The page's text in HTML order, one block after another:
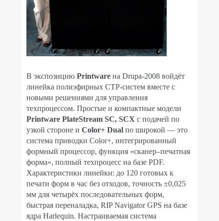
В экспозицию Printware на Drupa-2008 войдёт
линейка полиэфирных CTP-систем вместе с
новыми решениями для управления
техпроцессом. Простые и компактные модели
Printware PlateStream SC, SCX с подачей по
узкой стороне и Color+ Dual по широкой — это
система приводки Color+, интегрированный
формный процессор, функция «сканер–печатная
форма», полный техпроцесс на базе PDF.
Характеристики линейки: до 120 готовых к
печати форм в час без отходов, точность ±0,025
мм для четырёх последовательных форм,
быстрая переналадка, RIP Navigator GPS на базе
ядра Harlequin. Настраиваемая система